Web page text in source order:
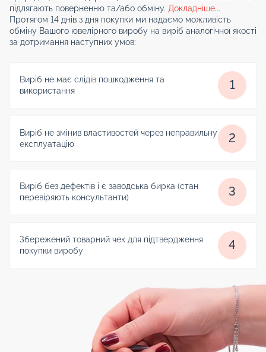
підлягають поверненню та/або обміну. Докладніше...
Протягом 14 днів з дня покупки ми надаємо можливість
обміну Вашого ювелірного виробу на виріб аналогічної якості
за дотримання наступних умов:
Виріб не має слідів пошкодження та
використання
1
Виріб не змінив властивостей через неправильну
експлуатацію
2
Виріб без дефектів і є заводська бирка (стан
перевіряють консультанти)
3
Збережений товарний чек для підтвердження
покупки виробу
4